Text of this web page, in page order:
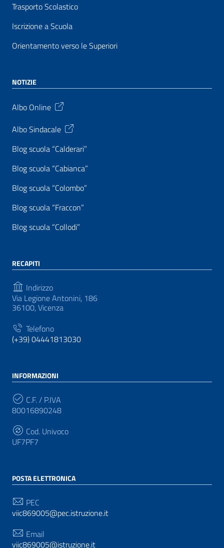
Trasporto Scolastico
Iscrizione a Scuola
Orientamento verso le Superiori
NOTIZIE
Albo Online
Albo Sindacale
Blog scuola “Calderari”
Blog scuola “Cabianca”
Blog scuola “Colombo”
Blog scuola “Fraccon”
Blog scuola “Collodi”
RECAPITI
Indirizzo
Via Legione Antonini, 186
36100, Vicenza
Telefono
(+39) 04441813030
INFORMAZIONI
C.F. / P.IVA
80016890248
Cod. Univoco
UF7PF7
POSTA ELETTRONICA
PEC
viic869005@pec.istruzione.it
Email
viic869005@istruzione.it